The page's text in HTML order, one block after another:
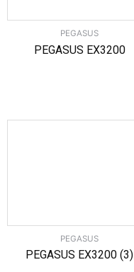
PEGASUS
PEGASUS EX3200
PEGASUS
PEGASUS EX3200 (3)